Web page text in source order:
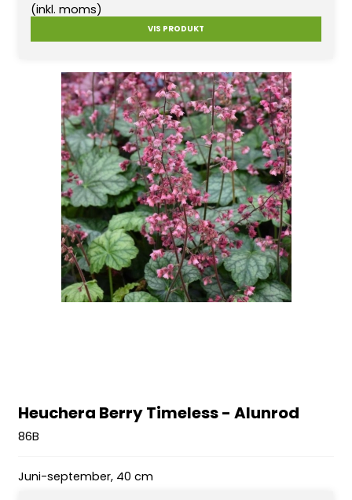
(inkl. moms)
VIS PRODUKT
Heuchera Berry Timeless - Alunrod
86B
Juni-september, 40 cm